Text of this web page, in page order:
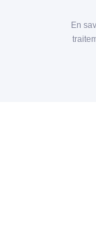
En